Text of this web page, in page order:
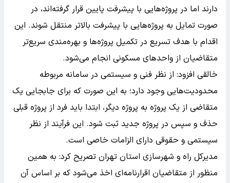
دارند اما در پروژه‌هایی با پیشرفت پایین قرار گرفته‌اند، در
صورت تمایل به پروژه‌هایی با پیشرفت بالاتر منتقل شوند. این
اقدام با هدف تسریع در تکمیل پروژه‌ها و بهره‌مندی سریع‌تر
متقاضیان از واحدهای مسکونی انجام می‌شود.
خالقی افزود: از نظر فنی و سیستمی در سامانه مربوطه
محدودیت‌هایی وجود دارد؛ به این صورت که برای جابجایی یک
متقاضی از یک پروژه به پروژه دیگر، ابتدا باید فرد از پروژه قبلی
حذف و سپس در پروژه جدید ثبت شود. این فرآیند از نظر
سیستمی و حقوقی‌ دارای الزامات خاصی است.
مدیرکل راه و شهرسازی استان تهران تصریح کرد: به همین
منظور از متقاضیان اقرارنامه‌ای اخذ می‌شود که بر اساس آن